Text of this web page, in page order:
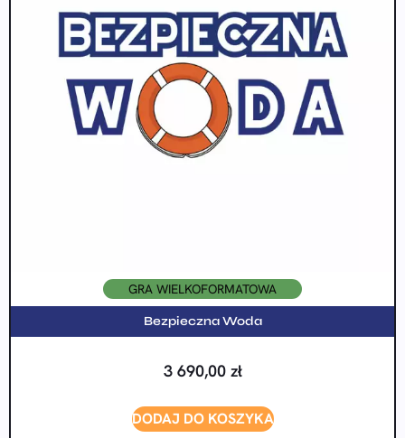
GRA WIELKOFORMATOWA
Bezpieczna Woda
3 690,00 zł
DODAJ DO KOSZYKA